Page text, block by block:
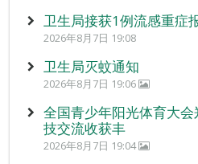
卫生局接获1例流感重症
2026年8月7日 19:08
卫生局灭蚊通知
2026年8月7日 19:06
全国青少年阳光体育大
技交流收获丰
2026年8月7日 19:04